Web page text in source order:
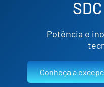
Potência e
Conheça a